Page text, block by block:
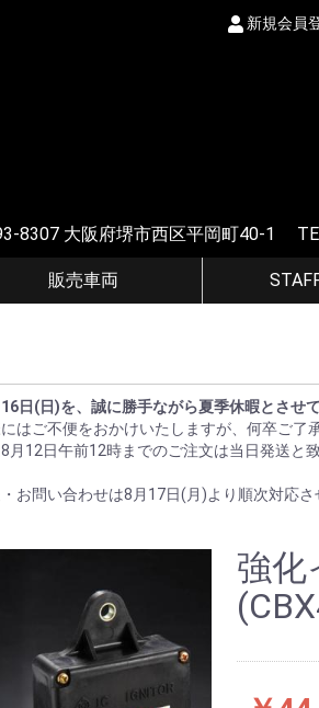
新規会員
8307 大阪府堺市西区平岡町40-1
販売車両
日(日)を、誠に勝手ながら夏季休暇とさせて
はご不便をおかけいたしますが、何卒ご了
12日午前12時までのご注文は当日発送と致
お問い合わせは8月17日(月)より順次対応さ
強化